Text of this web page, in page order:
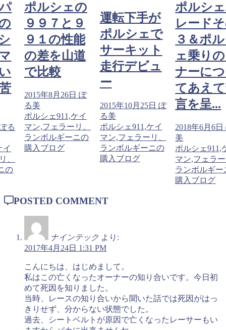
る
イ
、
の
ポルシェの
９９７と９
９１の性能
の差を山道
で比較
2015年8月26日 ぽ
る美
ポルシェ911,ケイ
マン,フェラーリ、
ランボルギーニの
購入ブログ
運転下手が
ポルシェで
サーキット
走行デビュ
ー
2015年10月25日 ぽ
る美
ポルシェ911,ケイ
マン,フェラーリ、
ランボルギーニの
購入ブログ
ポルシ
レード
３＆ポ
ェ乗り
ナーに
てあえ
言を呈...
2018年6月6日
美
ポルシェ911,
マン,フェラ
ランボルギー
購入ブログ
POSTED COMMENT
ナインテック より:
2017年4月24日 1:31 PM
こんにちは、はじめまして。
私はこの亡くなったオーナーの知り合いです。今日初
めて死因を知りました。
当時、レースの知り合いから聞いた話では死因がはっ
きりせず、分からない状態でした。
過去、シートベルトが原因で亡くなったレーサーもい